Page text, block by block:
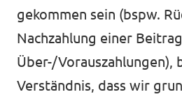
gekommen sein (bspw.
Nachzahlung einer
Über-/Vorauszahlungen),
Verständnis, dass wir